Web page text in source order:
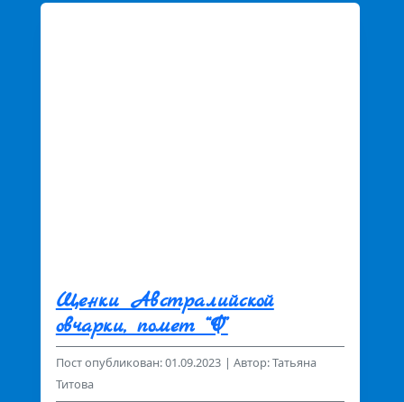
Щенки Австралийской
овчарки, помет “Ф”
Пост опубликован: 01.09.2023 | Автор: Татьяна
Титова